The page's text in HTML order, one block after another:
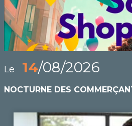
Le 14/08/2026
NOCTURNE DES